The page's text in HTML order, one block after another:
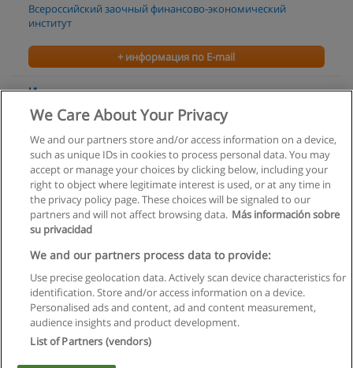
Всероссийский заочный финансово-экономический
институт
+ информация по E-mail
Иностранные языки
Гуманитарно-экономический и информационно-
+ информация по E-mail
Правила пользования
Конфиденциальность информации
Напишите Educaedu
Copyright © Educaedu Business S.L. - CIF : B-95610580: -
We Care About Your Privacy
We and our partners store and/or access information on a device,
such as unique IDs in cookies to process personal data. You may
accept or manage your choices by clicking below, including your
right to object where legitimate interest is used, or at any time in
the privacy policy page. These choices will be signaled to our
partners and will not affect browsing data. Más información sobre
su privacidad
We and our partners process data to provide:
Use precise geolocation data. Actively scan device characteristics for
identification. Store and/or access information on a device.
Personalised ads and content, ad and content measurement,
audience insights and product development.
List of Partners (vendors)